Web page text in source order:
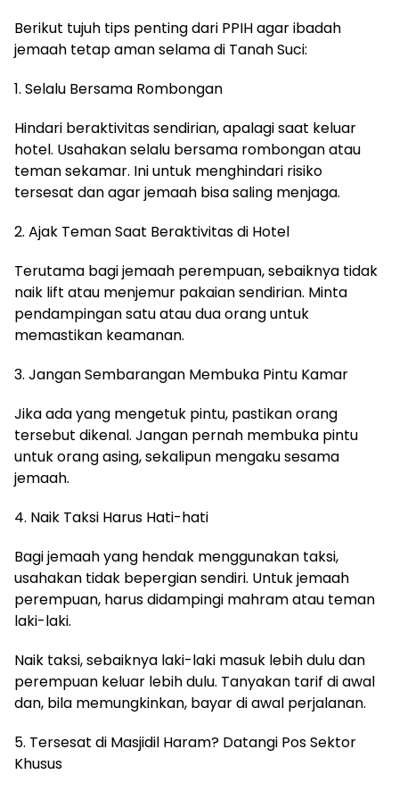
Berikut tujuh tips penting dari PPIH agar ibadah
jemaah tetap aman selama di Tanah Suci:
1. Selalu Bersama Rombongan
Hindari beraktivitas sendirian, apalagi saat keluar
hotel. Usahakan selalu bersama rombongan atau
teman sekamar. Ini untuk menghindari risiko
tersesat dan agar jemaah bisa saling menjaga.
2. Ajak Teman Saat Beraktivitas di Hotel
Terutama bagi jemaah perempuan, sebaiknya tidak
naik lift atau menjemur pakaian sendirian. Minta
pendampingan satu atau dua orang untuk
memastikan keamanan.
3. Jangan Sembarangan Membuka Pintu Kamar
Jika ada yang mengetuk pintu, pastikan orang
tersebut dikenal. Jangan pernah membuka pintu
untuk orang asing, sekalipun mengaku sesama
jemaah.
4. Naik Taksi Harus Hati-hati
Bagi jemaah yang hendak menggunakan taksi,
usahakan tidak bepergian sendiri. Untuk jemaah
perempuan, harus didampingi mahram atau teman
laki-laki.
Naik taksi, sebaiknya laki-laki masuk lebih dulu dan
perempuan keluar lebih dulu. Tanyakan tarif di awal
dan, bila memungkinkan, bayar di awal perjalanan.
5. Tersesat di Masjidil Haram? Datangi Pos Sektor
Khusus